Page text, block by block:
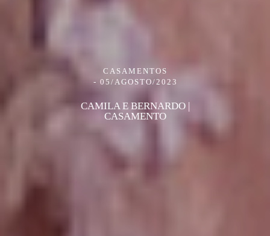
CASAMENTOS
05/AGOSTO/2023
CAMILA E BERNARDO |
CASAMENTO